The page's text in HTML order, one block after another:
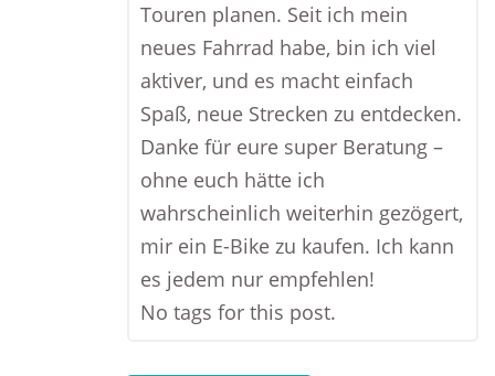
Touren planen. Seit ich mein
neues Fahrrad habe, bin ich viel
aktiver, und es macht einfach
Spaß, neue Strecken zu entdecken.
Danke für eure super Beratung –
ohne euch hätte ich
wahrscheinlich weiterhin gezögert,
mir ein E-Bike zu kaufen. Ich kann
es jedem nur empfehlen!
No tags for this post.